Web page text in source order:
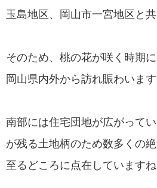
玉島地区、岡山市一宮地区と共
そのため、桃の花が咲く時期
岡山県内外から訪れ賑わいます
南部には住宅団地が広がって
が残る土地柄のため数多くの
至るどころに点在していますね